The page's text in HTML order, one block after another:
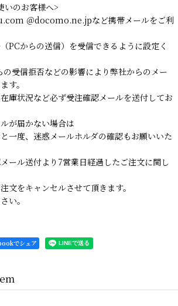
いのお客様へ>
＠docomo.ne.jpなど携帯メールをご利
PCからの送信）を受信できるように設定く
受信拒否などの影響により弊社からのメー
す。
庫状況など必ず受注確認メールを送付してお
が届かない場合は
一度、迷惑メールホルダの確認もお願いいた
ール送付より7営業日経過したご注文に関し
文をキャンセルさせて頂きます。
い。
でシェア